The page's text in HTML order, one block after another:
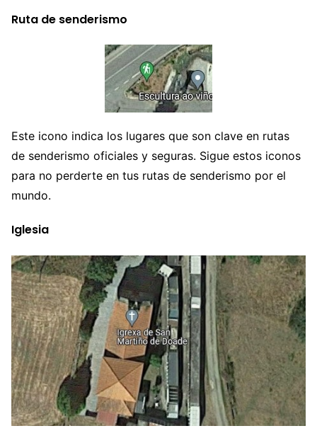
Ruta de senderismo
Este icono indica los lugares que son clave en rutas
de senderismo oficiales y seguras. Sigue estos iconos
para no perderte en tus rutas de senderismo por el
mundo.
Iglesia